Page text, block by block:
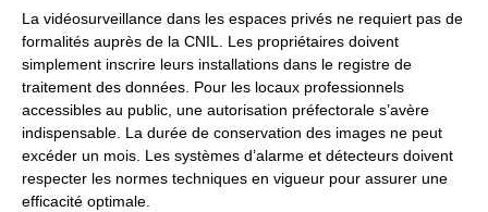
La vidéosurveillance dans les espaces privés ne requiert pas de
formalités auprès de la CNIL. Les propriétaires doivent
simplement inscrire leurs installations dans le registre de
traitement des données. Pour les locaux professionnels
accessibles au public, une autorisation préfectorale s’avère
indispensable. La durée de conservation des images ne peut
excéder un mois. Les systèmes d’alarme et détecteurs doivent
respecter les normes techniques en vigueur pour assurer une
efficacité optimale.